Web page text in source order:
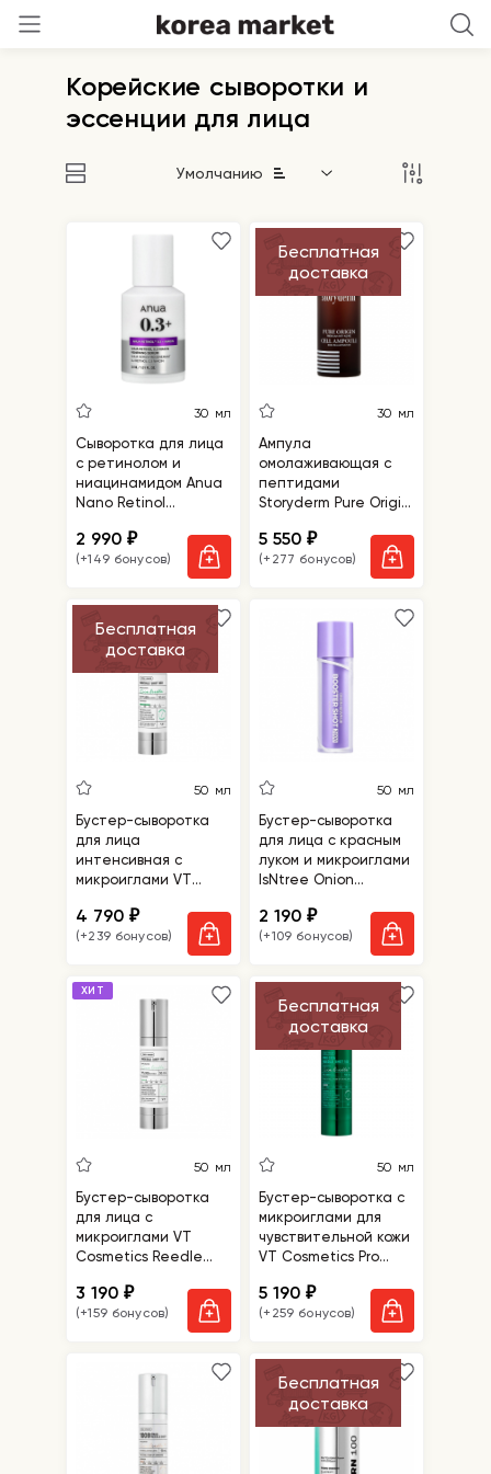
Корейские сыворотки и
эссенции для лица
Умолчанию
30 мл
Cыворотка для лица
с ретинолом и
ниацинамидом Anua
Nano Retinol
Renewing Serum
2 990₽
(+149 бонусов)
Бесплатная
доставка
30 мл
Ампула
омолаживающая с
пептидами
Storyderm Pure Origin
5 550₽
(+277 бонусов)
Бесплатная
доставка
50 мл
Бустер-сыворотка
для лица
интенсивная с
микроиглами VT
Shot 300
4 790₽
(+239 бонусов)
50 мл
Бустер-сыворотка
для лица с красным
луком и микроиглами
IsNtree Onion
2000
2 190₽
(+109 бонусов)
ХИТ
50 мл
Бустер-сыворотка
для лица с
микроиглами VT
Cosmetics Reedle
3 190₽
(+159 бонусов)
Бесплатная
доставка
50 мл
Бустер-сыворотка с
микроиглами для
чувствительной кожи
VT Cosmetics Pro
5 190₽
(+259 бонусов)
Бесплатная
доставка